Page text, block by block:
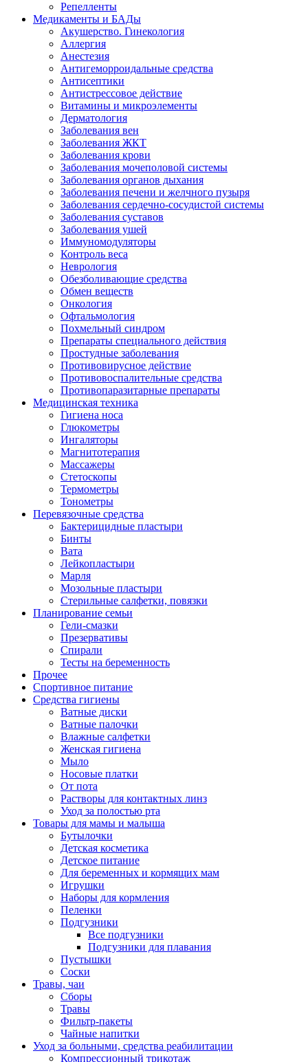
Репелленты
Медикаменты и БАДы
Акушерство. Гинекология
Аллергия
Анестезия
Антигеморроидальные средства
Антисептики
Антистрессовое действие
Витамины и микроэлементы
Дерматология
Заболевания вен
Заболевания ЖКТ
Заболевания крови
Заболевания мочеполовой системы
Заболевания органов дыхания
Заболевания печени и желчного пузыря
Заболевания сердечно-сосудистой системы
Заболевания суставов
Заболевания ушей
Иммуномодуляторы
Контроль веса
Неврология
Обезболивающие средства
Обмен веществ
Онкология
Офтальмология
Похмельный синдром
Препараты специального действия
Простудные заболевания
Противовирусное действие
Противовоспалительные средства
Противопаразитарные препараты
Медицинская техника
Гигиена носа
Глюкометры
Ингаляторы
Магнитотерапия
Массажеры
Стетоскопы
Термометры
Тонометры
Перевязочные средства
Бактерицидные пластыри
Бинты
Вата
Лейкопластыри
Марля
Мозольные пластыри
Стерильные салфетки, повязки
Планирование семьи
Гели-смазки
Презервативы
Спирали
Тесты на беременность
Прочее
Спортивное питание
Средства гигиены
Ватные диски
Ватные палочки
Влажные салфетки
Женская гигиена
Мыло
Носовые платки
От пота
Растворы для контактных линз
Уход за полостью рта
Товары для мамы и малыша
Бутылочки
Детская косметика
Детское питание
Для беременных и кормящих мам
Игрушки
Наборы для кормления
Пеленки
Подгузники
Все подгузники
Подгузники для плавания
Пустышки
Соски
Травы, чаи
Сборы
Травы
Фильтр-пакеты
Чайные напитки
Уход за больными, средства реабилитации
Компрессионный трикотаж